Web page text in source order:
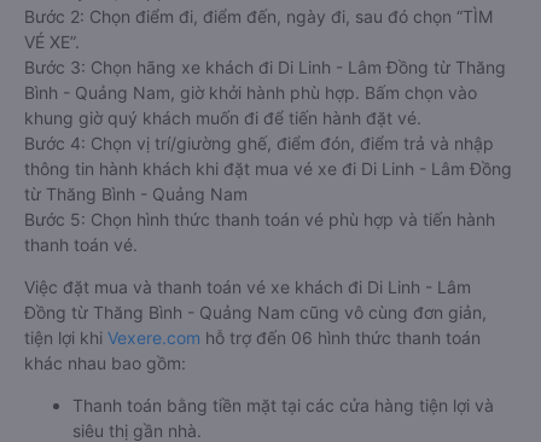
Bước 2: Chọn điểm đi, điểm đến, ngày đi, sau đó chọn “TÌM
VÉ XE”.
Bước 3: Chọn hãng xe khách đi Di Linh - Lâm Đồng từ Thăng
Bình - Quảng Nam, giờ khởi hành phù hợp. Bấm chọn vào
khung giờ quý khách muốn đi để tiến hành đặt vé.
Bước 4: Chọn vị trí/giường ghế, điểm đón, điểm trả và nhập
thông tin hành khách khi đặt mua vé xe đi Di Linh - Lâm Đồng
từ Thăng Bình - Quảng Nam
Bước 5: Chọn hình thức thanh toán vé phù hợp và tiến hành
thanh toán vé.
Việc đặt mua và thanh toán vé xe khách đi Di Linh - Lâm
Đồng từ Thăng Bình - Quảng Nam cũng vô cùng đơn giản,
tiện lợi khi Vexere.com hỗ trợ đến 06 hình thức thanh toán
khác nhau bao gồm:
Thanh toán bằng tiền mặt tại các cửa hàng tiện lợi và
siêu thị gần nhà.